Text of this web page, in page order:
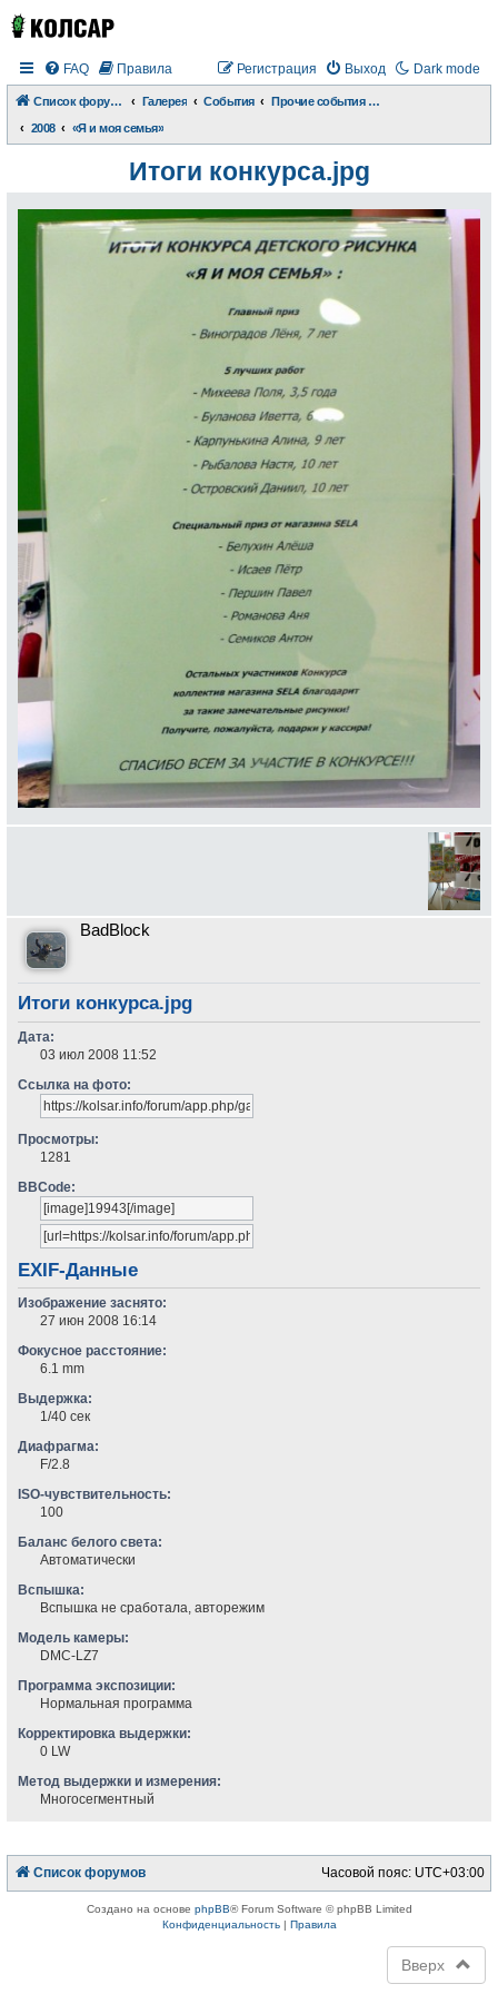
Dark mode
FAQ Правила Выход
Регистрация
Список форумов Галерея События
Прочие события и происшествия
2008
«Я и моя семья»
Итоги конкурса.jpg
BadBlock
Итоги конкурса.jpg
Дата:
03 июл 2008 11:52
Ссылка на фото:
Просмотры:
1281
BBCode:
EXIF-Данные
Изображение заснято:
27 июн 2008 16:14
Фокусное расстояние:
6.1 mm
Выдержка:
1/40 сек
Диафрагма:
F/2.8
ISO-чувствительность:
100
Баланс белого света:
Автоматически
Вспышка:
Вспышка не сработала, авторежим
Модель камеры:
DMC-LZ7
Программа экспозиции:
Нормальная программа
Корректировка выдержки:
0 LW
Метод выдержки и измерения:
Многосегментный
Список форумов Часовой пояс: UTC+03:00
Создано на основе phpBB® Forum Software © phpBB Limited
Конфиденциальность| Правила
Вверх